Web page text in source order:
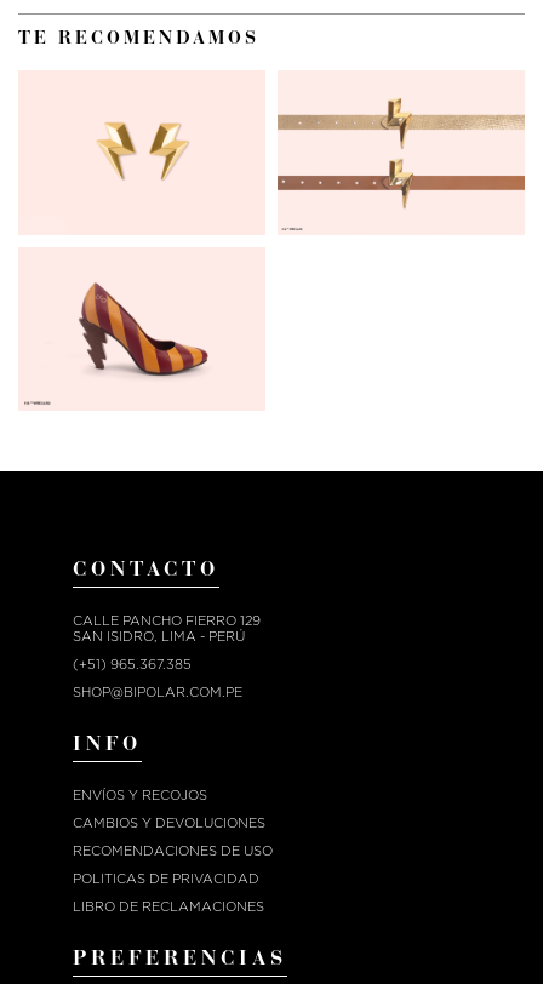
TE RECOMENDAMOS
CONTACTO
CALLE PANCHO FIERRO 129
SAN ISIDRO, LIMA - PERÚ
(+51) 965.367.385
SHOP@BIPOLAR.COM.PE
INFO
ENVÍOS Y RECOJOS
CAMBIOS Y DEVOLUCIONES
RECOMENDACIONES DE USO
POLITICAS DE PRIVACIDAD
LIBRO DE RECLAMACIONES
PREFERENCIAS